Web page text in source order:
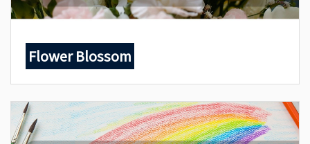
Flower Blossom